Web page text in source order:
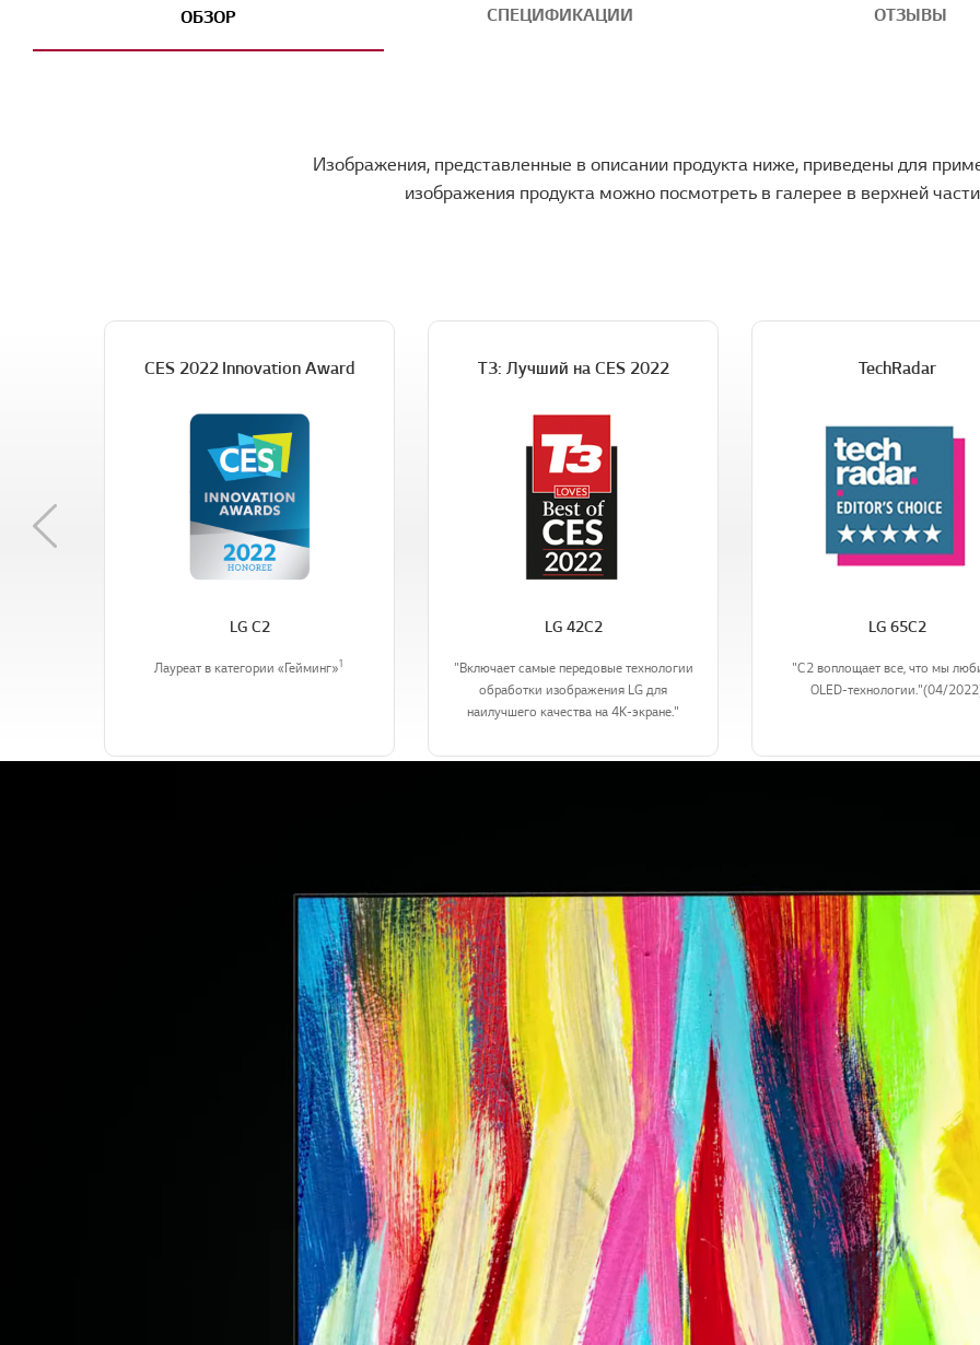
ОБЗОР СПЕЦИФИКАЦИИ ОТЗЫВЫ
Изображения, представленные в описании продукта ниже, приведены для
изображения продукта можно посмотреть в галерее в верхней
Previous
CES 2022 Innovation Award
LG C2
Лауреат в категории «Гейминг»1
T3: Лучший на CES 2022
LG 42C2
"Включает самые передовые технологии
обработки изображения LG для
наилучшего качества на 4K-экране."
TechRadar
LG 65C2
"C2 воплощает все, что мы
OLED-технологии."(04/